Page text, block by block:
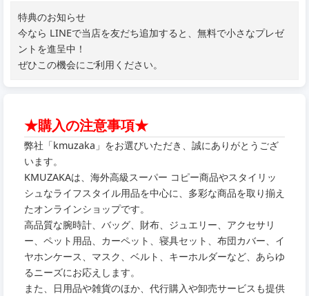
特典のお知らせ
今なら LINEで当店を友だち追加すると、無料で小さなプレゼ
ントを進呈中！
ぜひこの機会にご利用ください。
★購入の注意事項★
弊社「kmuzaka」をお選びいただき、誠にありがとうござ
います。
KMUZAKAは、海外高級スーパー コピー商品やスタイリッ
シュなライフスタイル用品を中心に、多彩な商品を取り揃え
たオンラインショップです。
高品質な腕時計、バッグ、財布、ジュエリー、アクセサリ
ー、ペット用品、カーペット、寝具セット、布団カバー、イ
ヤホンケース、マスク、ベルト、キーホルダーなど、あらゆ
るニーズにお応えします。
また、日用品や雑貨のほか、代行購入や卸売サービスも提供